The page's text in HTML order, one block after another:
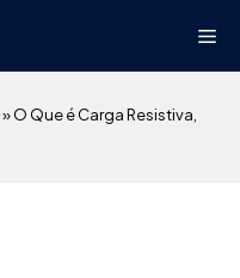
»O Que é Carga Resistiva,